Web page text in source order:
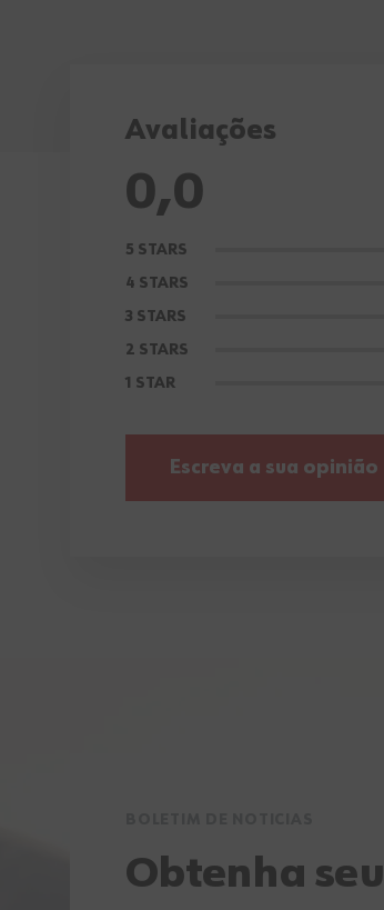
Avaliações
0,0
5 STARS
4 STARS
3 STARS
2 STARS
1 STAR
Escreva a sua opinião
Obtenha seu